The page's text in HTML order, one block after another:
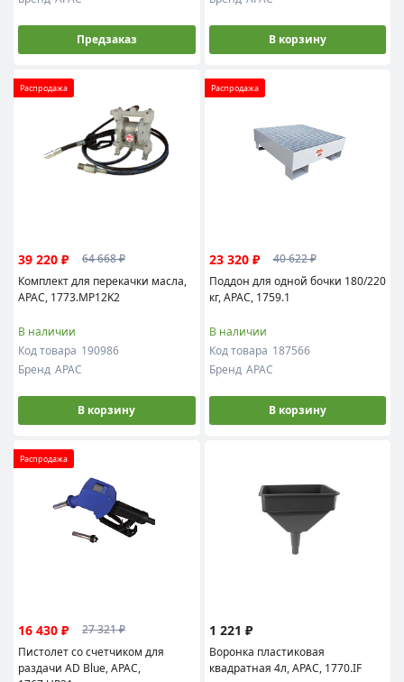
Предзаказ В корзину
Распродажа
39 220 ₽
64 668 ₽
Комплект для перекачки масла,
APAC, 1773.MP12K2
В наличии
Код товара 190986
Бренд APAC
В корзину
Распродажа
23 320 ₽
40 622 ₽
Поддон для одной бочки 180/220
кг, APAC, 1759.1
В наличии
Код товара 187566
Бренд APAC
В корзину
Распродажа
16 430 ₽
27 321 ₽
Пистолет со счетчиком для
раздачи AD Blue, APAC,
1 221 ₽
Воронка пластиковая
квадратная 4л, APAC, 1770.IF